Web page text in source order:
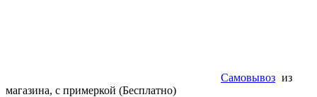
Самовывоз из
магазина, с примеркой (Бесплатно)